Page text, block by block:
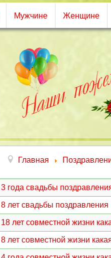
Мужчине Женщине
Главная
3 года свадьбы
8 лет свадьбы поздравления
18 лет совместной жизни
8 лет совместной жизни